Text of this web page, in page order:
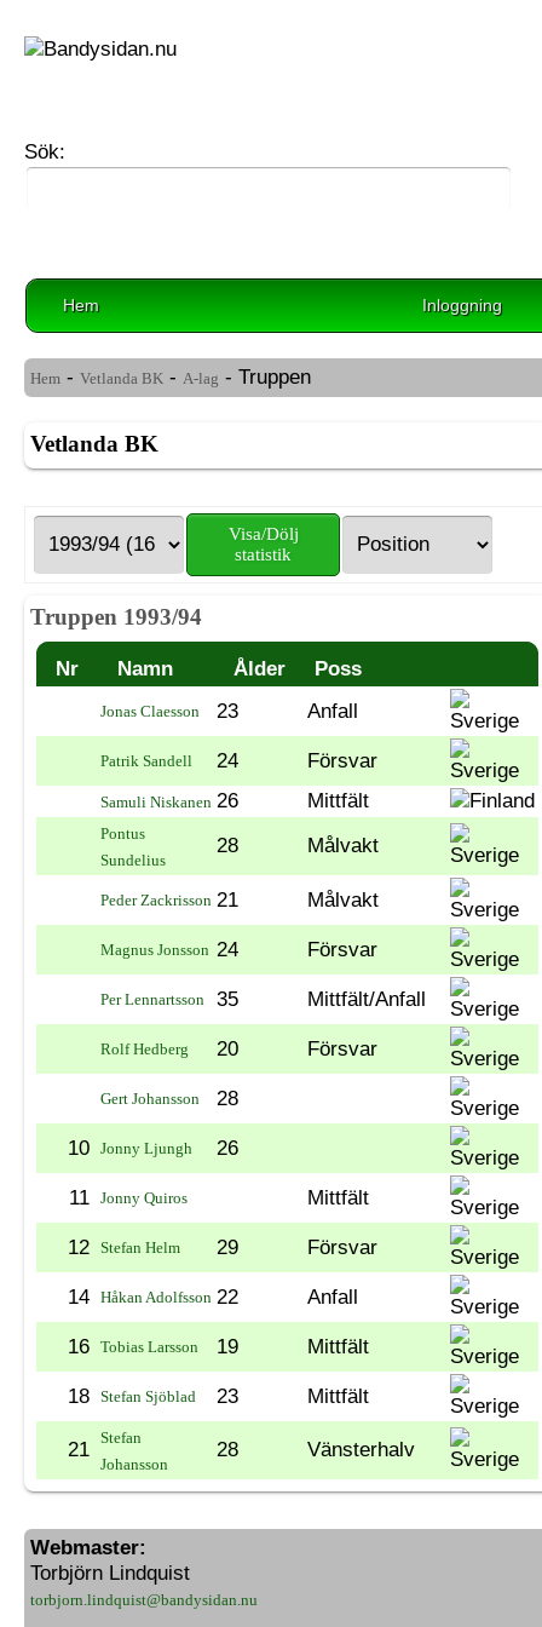
Sök:
Hem Inloggning
Hem - Vetlanda BK - A-lag - Truppen
Vetlanda BK
Visa/Dölj
statistik
Truppen 1993/94
Nr Namn Ålder Poss
Jonas Claesson 23 Anfall
Patrik Sandell 24 Försvar
Samuli Niskanen 26 Mittfält
Pontus
Sundelius
28 Målvakt
Peder Zackrisson 21 Målvakt
Magnus Jonsson 24 Försvar
Per Lennartsson 35 Mittfält/Anfall
Rolf Hedberg 20 Försvar
Gert Johansson 28
10 Jonny Ljungh 26
11 Jonny Quiros Mittfält
12 Stefan Helm 29 Försvar
14 Håkan Adolfsson 22 Anfall
16 Tobias Larsson 19 Mittfält
18 Stefan Sjöblad 23 Mittfält
21
Stefan
Johansson
28 Vänsterhalv
Webmaster:
Torbjörn Lindquist
torbjorn.lindquist@bandysidan.nu